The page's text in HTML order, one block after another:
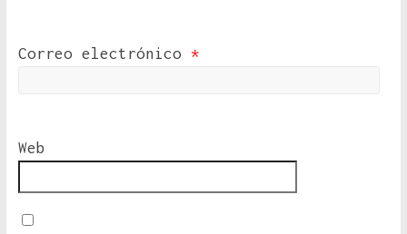
Correo electrónico *
Web